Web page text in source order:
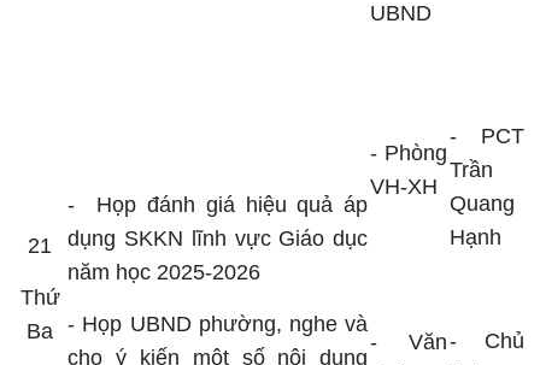
UBND
21
Thứ
Ba
-
Họp đánh giá hiệu quả áp
dụng SKKN lĩnh vực Giáo dục
năm học 2025-2026
- Họp UBND phường, nghe và
cho ý kiến một số nội dung
- Phòng
VH-XH
- Văn
- PCT
Trần
Quang
Hạnh
- Chủ